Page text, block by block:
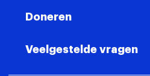
Doneren
Veelgestelde vragen